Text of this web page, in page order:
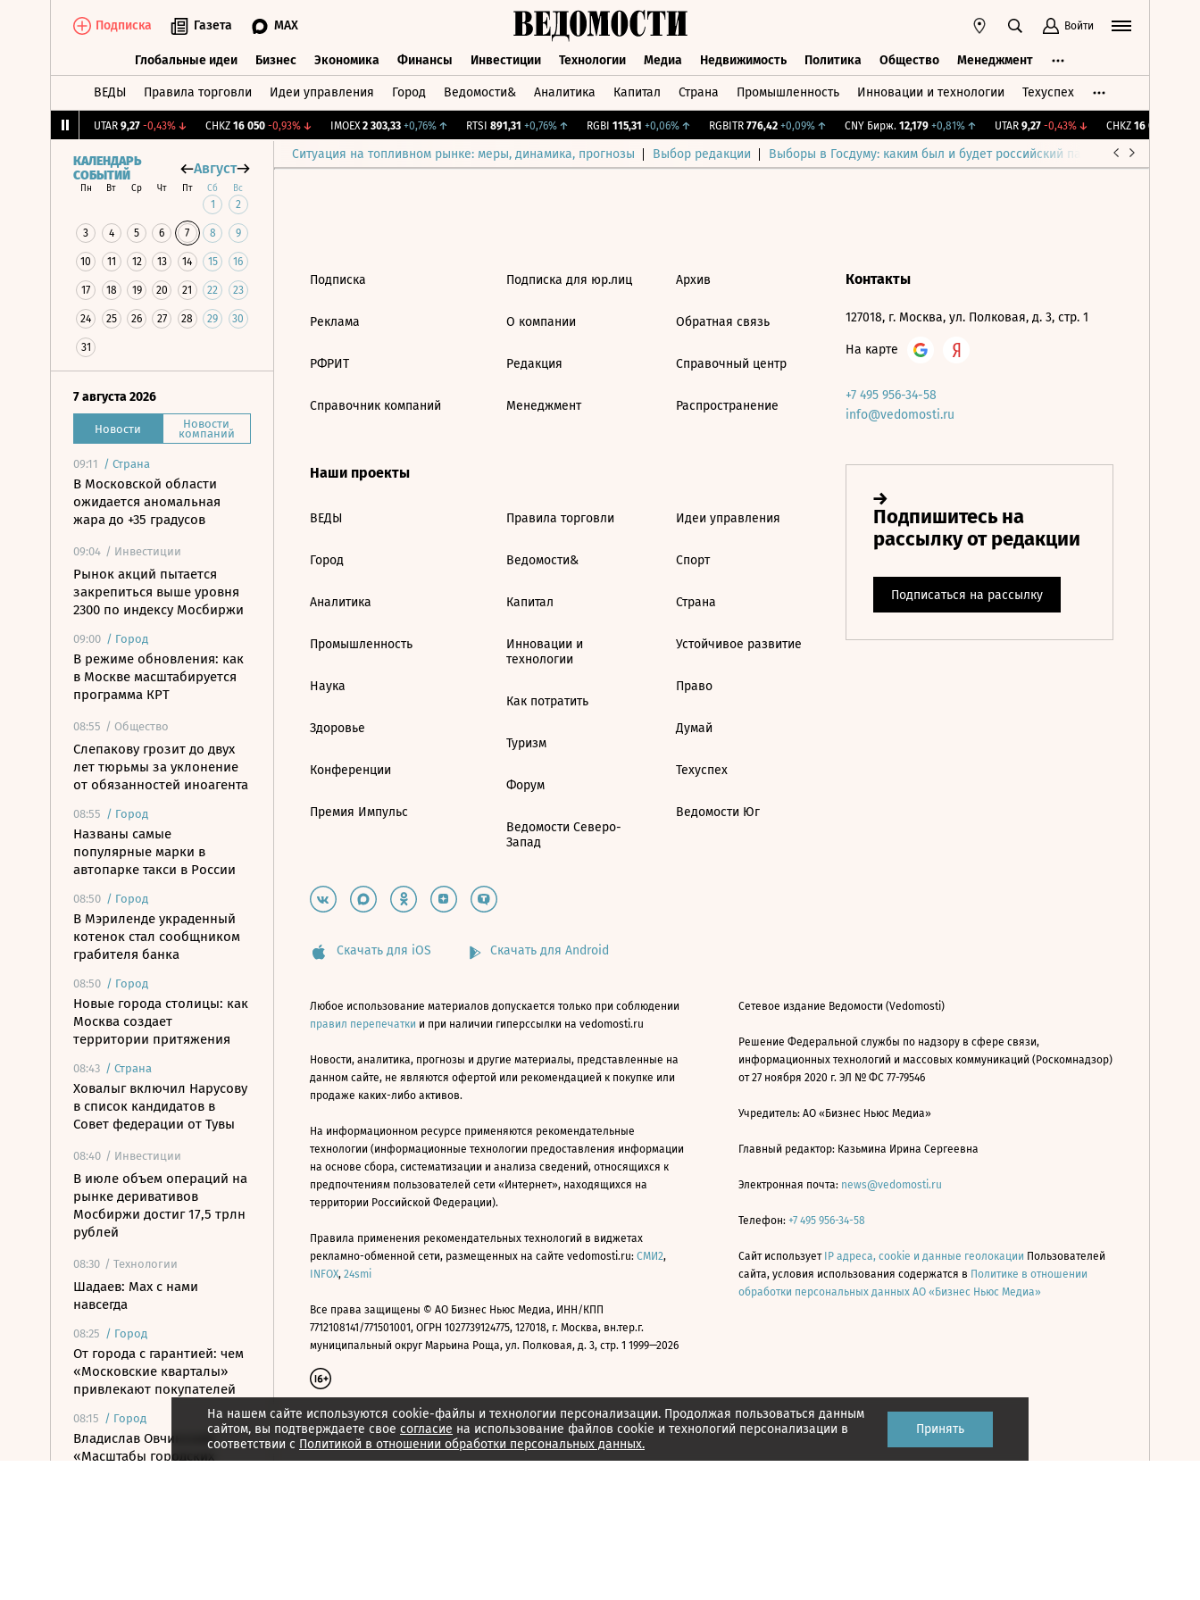
Подписка Газета MAX Войти
Глобальные идеи Бизнес Экономика Финансы Инвестиции Технологии Медиа Недвижимость Политика Общество Менеджмент
ВЕДЫ Правила торговли Идеи управления Город Ведомости& Аналитика Капитал Страна Промышленность Инновации и технологии Техуспех
UTAR 9,27 -0,43%↓ CHKZ 16 050 -0,93%↓ IMOEX 2 303,33 +0,76%↑ RTSI 891,31 +0,76%↑ RGBI 115,31 +0,06%↑ RGBITR 776,42 +0,09%↑ CNY Бирж. 12,179 +0,81%↑ UTAR 9,27 -0,43%↓ CHKZ 16 050
Ситуация на топливном рынке: меры, динамика, прогнозы Выбор редакции Выборы в Госдуму: каким был и будет российский парламент
КАЛЕНДАРЬ
СОБЫТИЙ
Август
Пн Вт Ср Чт Пт Сб Вс
1 2
3 4 5 6 7 8 9
10 11 12 13 14 15 16
17 18 19 20 21 22 23
24 25 26 27 28 29 30
31
7 августа 2026
Новости Новости
компаний
09:11 / Страна
В Московской области
ожидается аномальная
жара до +35 градусов
09:04 / Инвестиции
Рынок акций пытается
закрепиться выше уровня
2300 по индексу Мосбиржи
09:00 / Город
В режиме обновления: как
в Москве масштабируется
программа КРТ
08:55 / Общество
Слепакову грозит до двух
лет тюрьмы за уклонение
от обязанностей иноагента
08:55 / Город
Названы самые
популярные марки в
автопарке такси в России
08:50 / Город
В Мэриленде украденный
котенок стал сообщником
грабителя банка
08:50 / Город
Новые города столицы: как
Москва создает
территории притяжения
08:43 / Страна
Ховалыг включил Нарусову
в список кандидатов в
Совет федерации от Тувы
08:40 / Инвестиции
В июле объем операций на
рынке деривативов
Мосбиржи достиг 17,5 трлн
рублей
08:30 / Технологии
Шадаев: Max с нами
навсегда
08:25 / Город
От города с гарантией: чем
«Московские кварталы»
привлекают покупателей
08:15 / Город
Владислав Овчинский:
«Масштабы городских
На нашем сайте используются cookie-файлы и технологии персонализации. Продолжая пользоваться данным
сайтом, вы подтверждаете свое согласие на использование файлов cookie и технологий персонализации в
соответствии с Политикой в отношении обработки персональных данных.
Принять
Подписка
Реклама
РФРИТ
Справочник компаний
Подписка для юр.лиц
О компании
Редакция
Менеджмент
Архив
Обратная связь
Справочный центр
Распространение
Наши проекты
ВЕДЫ
Город
Аналитика
Промышленность
Наука
Здоровье
Конференции
Премия Импульс
Правила торговли
Ведомости&
Капитал
Инновации и
технологии
Как потратить
Туризм
Форум
Ведомости Северо-
Запад
Идеи управления
Спорт
Страна
Устойчивое развитие
Право
Думай
Техуспех
Ведомости Юг
Контакты
127018, г. Москва, ул. Полковая, д. 3, стр. 1
На карте
+7 495 956-34-58
info@vedomosti.ru
Скачать для iOS Скачать для Android
Любое использование материалов допускается только при соблюдении
правил перепечатки и при наличии гиперссылки на vedomosti.ru
Новости, аналитика, прогнозы и другие материалы, представленные на
данном сайте, не являются офертой или рекомендацией к покупке или
продаже каких-либо активов.
На информационном ресурсе применяются рекомендательные
технологии (информационные технологии предоставления информации
на основе сбора, систематизации и анализа сведений, относящихся к
предпочтениям пользователей сети «Интернет», находящихся на
территории Российской Федерации).
Правила применения рекомендательных технологий в виджетах
рекламно-обменной сети, размещенных на сайте vedomosti.ru: СМИ2,
INFOX, 24smi
Все права защищены © АО Бизнес Ньюс Медиа, ИНН/КПП
7712108141/771501001, ОГРН 1027739124775, 127018, г. Москва, вн.тер.г.
муниципальный округ Марьина Роща, ул. Полковая, д. 3, стр. 1 1999—2026
Сетевое издание Ведомости (Vedomosti)
Решение Федеральной службы по надзору в сфере связи,
информационных технологий и массовых коммуникаций (Роскомнадзор)
от 27 ноября 2020 г. ЭЛ № ФС 77-79546
Учредитель: АО «Бизнес Ньюс Медиа»
Главный редактор: Казьмина Ирина Сергеевна
Электронная почта: news@vedomosti.ru
Телефон: +7 495 956-34-58
Сайт использует IP адреса, cookie и данные геолокации Пользователей
сайта, условия использования содержатся в Политике в отношении
обработки персональных данных АО «Бизнес Ньюс Медиа»